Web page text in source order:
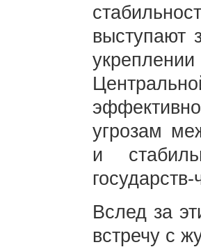
выступают
угрозам
и
Вслед за
встречу с